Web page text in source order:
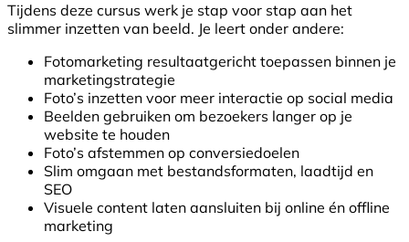
Tijdens deze cursus werk je stap voor stap aan het
slimmer inzetten van beeld. Je leert onder andere:
Fotomarketing resultaatgericht toepassen binnen je
marketingstrategie
Foto’s inzetten voor meer interactie op social media
Beelden gebruiken om bezoekers langer op je
website te houden
Foto’s afstemmen op conversiedoelen
Slim omgaan met bestandsformaten, laadtijd en
SEO
Visuele content laten aansluiten bij online én offline
marketing